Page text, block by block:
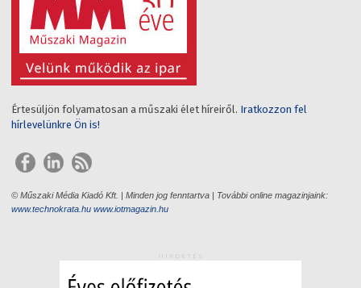
Értesüljön folyamatosan a műszaki élet híreiről. Iratkozzon fel
hírlevelünkre Ön is!
© Műszaki Média Kiadó Kft. | Minden jog fenntartva | További online magazinjaink:
www.technokrata.hu www.iotmagazin.hu
HIRDETÉS